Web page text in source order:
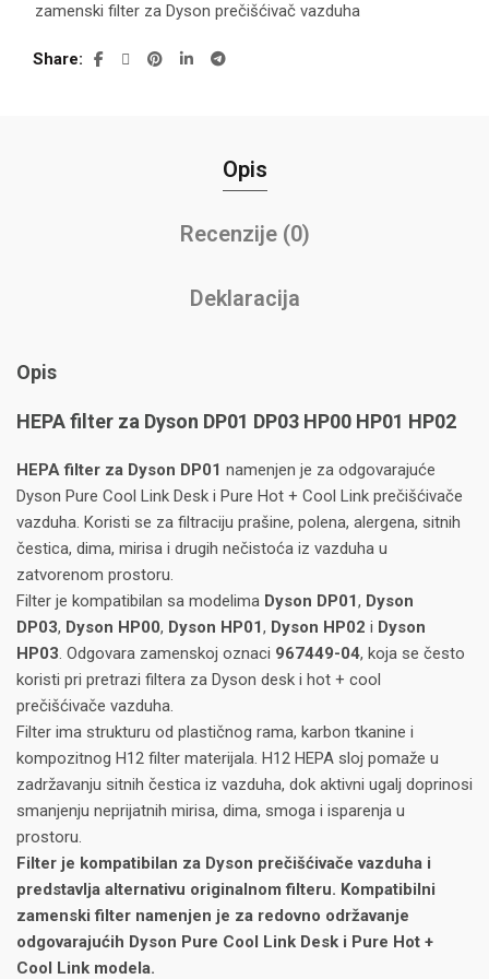
zamenski filter za Dyson prečišćivač vazduha
Share
Opis
Recenzije (0)
Deklaracija
Opis
HEPA filter za Dyson DP01 DP03 HP00 HP01 HP02
HEPA filter za Dyson DP01 namenjen je za odgovarajuće
Dyson Pure Cool Link Desk i Pure Hot + Cool Link prečišćivače
vazduha. Koristi se za filtraciju prašine, polena, alergena, sitnih
čestica, dima, mirisa i drugih nečistoća iz vazduha u
zatvorenom prostoru.
Filter je kompatibilan sa modelima Dyson DP01, Dyson
DP03, Dyson HP00, Dyson HP01, Dyson HP02 i Dyson
HP03. Odgovara zamenskoj oznaci 967449-04, koja se često
koristi pri pretrazi filtera za Dyson desk i hot + cool
prečišćivače vazduha.
Filter ima strukturu od plastičnog rama, karbon tkanine i
kompozitnog H12 filter materijala. H12 HEPA sloj pomaže u
zadržavanju sitnih čestica iz vazduha, dok aktivni ugalj doprinosi
smanjenju neprijatnih mirisa, dima, smoga i isparenja u
prostoru.
Filter je kompatibilan za Dyson prečišćivače vazduha i
predstavlja alternativu originalnom filteru. Kompatibilni
zamenski filter namenjen je za redovno održavanje
odgovarajućih Dyson Pure Cool Link Desk i Pure Hot +
Cool Link modela.